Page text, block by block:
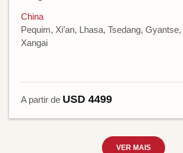
China
Pequim, Xi’an, Lhasa, Tsedang,
Xangai
A partir de USD 4499
VER MAIS